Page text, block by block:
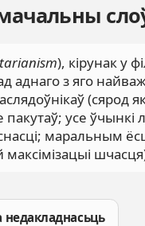
), кірунак у
ад аднаго з яго
(сярод
пакутаў; усе
маральным
недакладнасьць